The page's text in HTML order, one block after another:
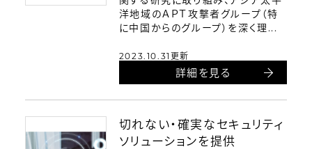
洋地域のＡＰＴ攻撃者グループ（特
に中国からのグループ）を深く理...
2023.10.31更新
詳細を見る
切れない・確実なセキュリティ
ソリューションを提供